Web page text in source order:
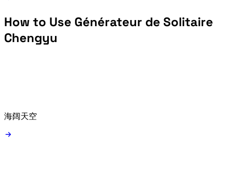
How to Use Générateur de Solitaire
Chengyu
Type a starting idiom such as 海阔天空 or use the random starter button.